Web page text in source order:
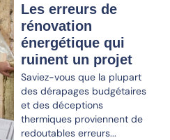
Les erreurs de
rénovation
énergétique qui
ruinent un projet
Saviez-vous que la plupart
des dérapages budgétaires
et des déceptions
thermiques proviennent de
redoutables erreurs...